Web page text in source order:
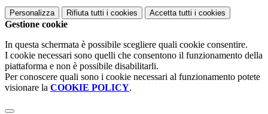
Personalizza Rifiuta tutti i cookies Accetta tutti i cookies
Gestione cookie
In questa schermata è possibile scegliere quali cookie consentire.
I cookie necessari sono quelli che consentono il funzionamento della
piattaforma e non è possibile disabilitarli.
Per conoscere quali sono i cookie necessari al funzionamento potete
visionare la COOKIE POLICY.